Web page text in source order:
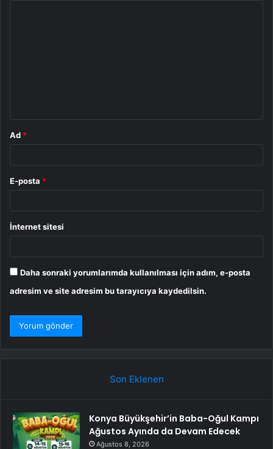
Ad *
E-posta *
İnternet sitesi
Daha sonraki yorumlarımda kullanılması için adım, e-posta
adresim ve site adresim bu tarayıcıya kaydedilsin.
Son Eklenen
Konya Büyükşehir’in Baba-Oğul Kampı
Ağustos Ayında da Devam Edecek
Ağustos 8, 2026